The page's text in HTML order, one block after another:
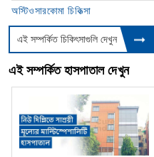
অস্টিওসারকোমা চিকিত্সা
এই সম্পর্কিত চিকিৎসাগুলি দেখুন
এই সম্পর্কিত হাসপাতাল দেখুন